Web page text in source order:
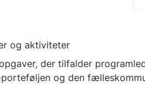
og aktiviteter
der tilfalder
og den